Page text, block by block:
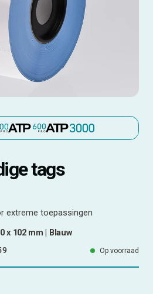
tags
extreme toepassingen
x 102 mm | Blauw
Op voorraad